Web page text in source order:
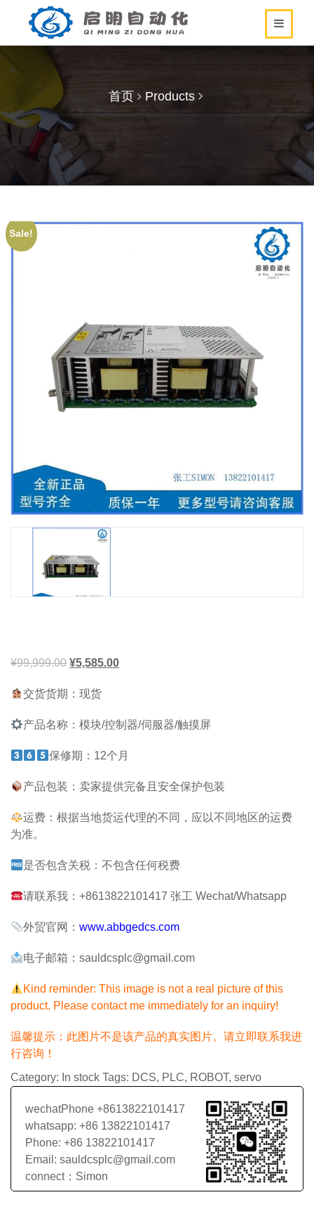
首页 Products
Sale!
¥99,999.00 ¥5,585.00
交货货期：现货
产品名称：模块/控制器/伺服器/触摸屏
保修期：12个月
产品包装：卖家提供完备且安全保护包装
运费：根据当地货运代理的不同，应以不同地区的运费
为准。
是否包含关税：不包含任何税费
请联系我：+8613822101417 张工 Wechat/Whatsapp
外贸官网：www.abbgedcs.com
电子邮箱：sauldcsplc@gmail.com
Kind reminder: This image is not a real picture of this
product. Please contact me immediately for an inquiry!
温馨提示：此图片不是该产品的真实图片。请立即联系我进
行咨询！
Category: In stock Tags: DCS, PLC, ROBOT, servo
wechatPhone +8613822101417
whatsapp: +86 13822101417
Phone: +86 13822101417
Email: sauldcsplc@gmail.com
connect：Simon